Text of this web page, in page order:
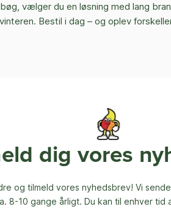
vælger du en løsning med lang
Bestil i dag – og oplev
dig vores
og tilmeld vores nyhedsbrev! Vi
8-10 gange årligt. Du kan til enhver tid